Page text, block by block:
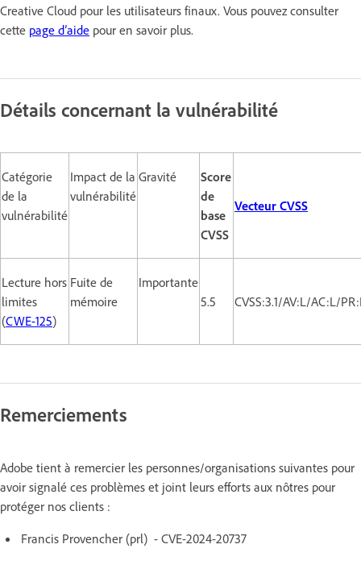
Creative Cloud pour les utilisateurs finaux. Vous pouvez consulter
cette page d’aide pour en savoir plus.
Détails concernant la vulnérabilité
Catégorie
de la
vulnérabilité
Impact de la
vulnérabilité
Gravité
Score
de
base
CVSS
Vecteur CVSS
Lecture hors
limites
(CWE-125)
Fuite de
mémoire
Importante
5.5
CVSS:3.1/AV:L/AC:L/
Remerciements
Adobe tient à remercier les personnes/organisations suivantes pour
avoir signalé ces problèmes et joint leurs efforts aux nôtres pour
protéger nos clients :
Francis Provencher (prl) - CVE-2024-20737